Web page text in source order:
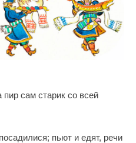
сам старик со всей
пьют и едят, речи